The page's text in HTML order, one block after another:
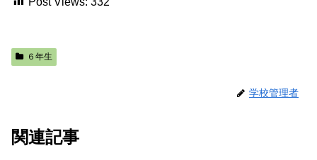
６年生
学校管理者
関連記事